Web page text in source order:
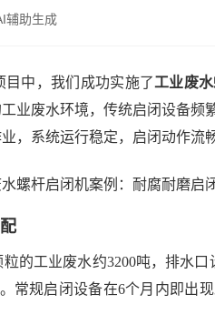
辅助生成
中，我们成功实施了工业废
业废水环境，传统启闭设备
，系统运行稳定，启闭动作流
的工业废水约3200吨，排水
常规启闭设备在6个月内即出